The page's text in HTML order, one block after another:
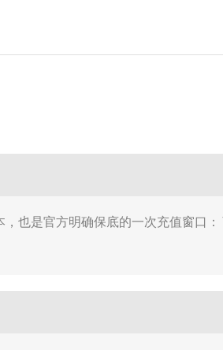
也是官方明确保底的一次充值窗口